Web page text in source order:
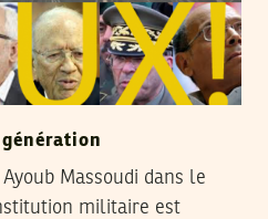
Massoudi dans le
militaire est